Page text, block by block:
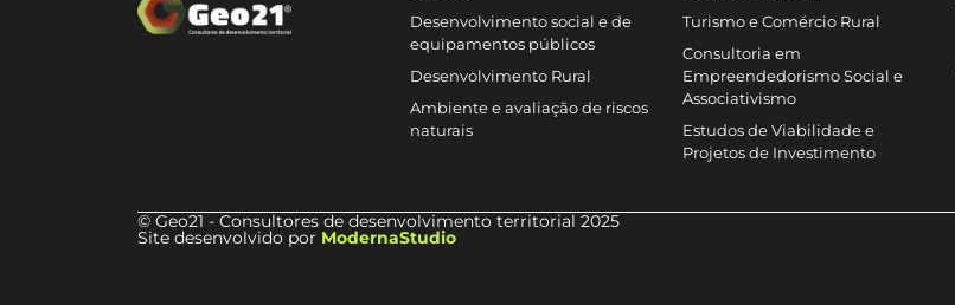
Desenvolvimento social e de
equipamentos públicos
Desenvolvimento Rural
Ambiente e avaliação de riscos
naturais
Turismo e Comércio Rural
Consultoria em
Empreendedorismo Social e
Associativismo
Estudos de Viabilidade e
Projetos de Investimento
© Geo21 - Consultores de desenvolvimento territorial 2025
Site desenvolvido por ModernaStudio